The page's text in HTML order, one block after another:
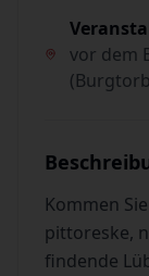
vor dem
Kommen
pittoreske,
findende